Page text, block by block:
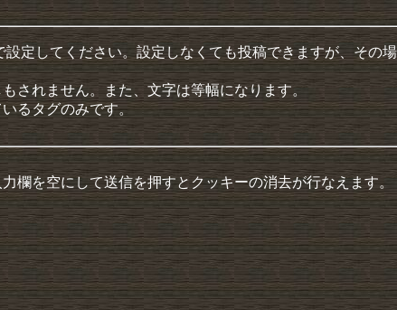
定してください。設定しなくても投稿できますが、その
されません。また、文字は等幅になります。
るタグのみです。
欄を空にして送信を押すとクッキーの消去が行なえます。